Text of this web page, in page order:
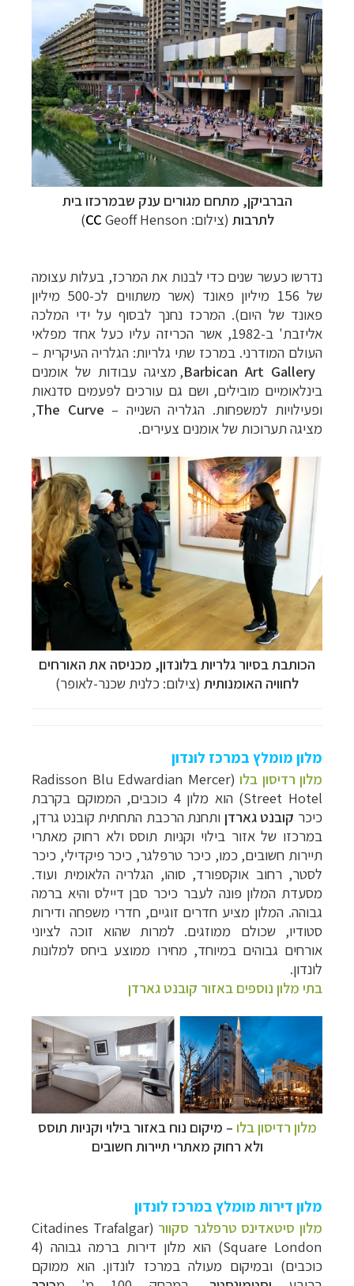
הברביקן, מתחם מגורים ענק שבמרכזו בית
לתרבות (צילום: CC Geoff Henson)
נדרשו כעשר שנים כדי לבנות את המרכז, בעלות עצומה
של
156 מיליון פאונד (אשר משתווים לכ-500 מיליון
פאונד של היום). המרכז נחנך לבסוף על ידי המלכה
אליזבת' ב-1982, אשר הכריזה עליו כעל אחד מפלאי
העולם המודרני. במרכז שתי גלריות: הגלריה העיקרית –
Barbican Art Gallery, מציגה עבודות של אומנים
בינלאומיים מובילים, ושם גם עורכים לפעמים סדנאות
ופעילויות למשפחות. הגלריה השנייה –
The Curve
,
מציגה תערוכות של אומנים צעירים.
הכותבת בסיור גלריות בלונדון, מכניסה את האורחים
לחוויה האומנותית (צילום: כלנית שכנר-לאופר)
מלון מומלץ במרכז לונדון
מלון רדיסון בלו (Radisson Blu Edwardian Mercer
Street Hotel) הוא מלון 4 כוכבים, הממוקם בקרבת
כיכר קובנט גארדן ותחנת הרכבת התחתית קובנט גרדן,
במרכזו של אזור בילוי וקניות תוסס ולא רחוק מאתרי
תיירות חשובים, כמו, כיכר טרפלגר, כיכר פיקדילי, כיכר
לסטר, רחוב אוקספורד, סוהו, הגלריה הלאומית ועוד.
מסעדת המלון פונה לעבר כיכר סבן דיילס והיא ברמה
גבוהה. המלון מציע חדרים זוגיים, חדרי משפחה ודירות
סטודיו, שכולם ממוזגים. למרות שהוא זוכה לציוני
אורחים גבוהים במיוחד, מחירו ממוצע ביחס למלונות
לונדון.
בתי מלון נוספים באזור קובנט גארדן
מלון רדיסון בלו – מיקום נוח באזור בילוי וקניות תוסס
ולא רחוק מאתרי תיירות חשובים
מלון דירות מומלץ במרכז לונדון
מלון סיטאדינס טרפלגר סקוור (Citadines Trafalgar
Square London) הוא מלון דירות ברמה גבוהה (4
כוכבים) ובמיקום מעולה במרכז לונדון. הוא ממוקם